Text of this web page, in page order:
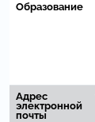
Образование
Адрес
электронной
почты